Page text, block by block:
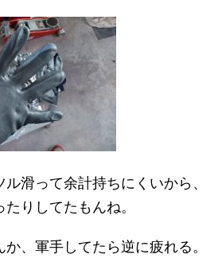
滑って余計持ちにくいから、
りしてたもんね。
、軍手してたら逆に疲れる。